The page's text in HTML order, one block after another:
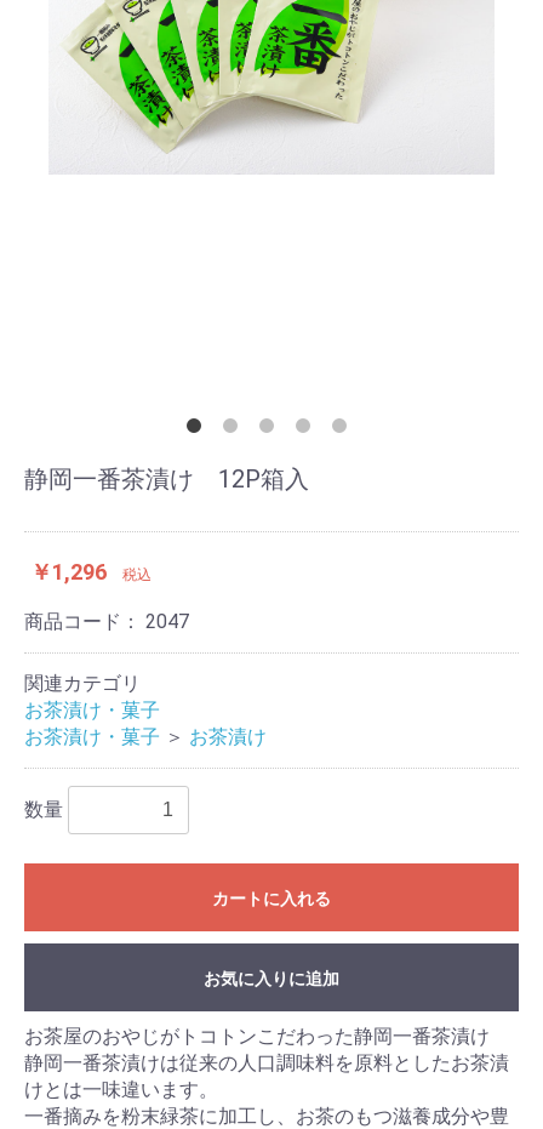
静岡一番茶漬け 12P箱入
￥1,296 税込
商品コード： 2047
関連カテゴリ
お茶漬け・菓子
お茶漬け・菓子 ＞ お茶漬け
数量
カートに入れる
お気に入りに追加
お茶屋のおやじがトコトンこだわった静岡一番茶漬け
静岡一番茶漬けは従来の人口調味料を原料としたお茶漬
けとは一味違います。
一番摘みを粉末緑茶に加工し、お茶のもつ滋養成分や豊